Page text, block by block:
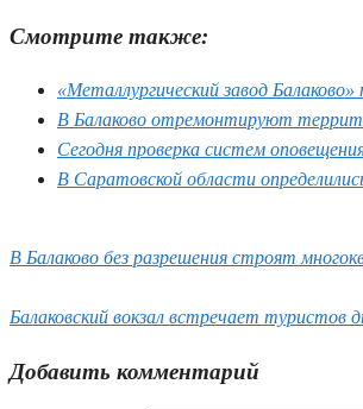
Смотрите также:
«Металлургический завод
В Балаково отремонтируют
Сегодня проверка систем
В Саратовской области
В Балаково без разрешения строят
Балаковский вокзал встречает туристов
Добавить комментарий